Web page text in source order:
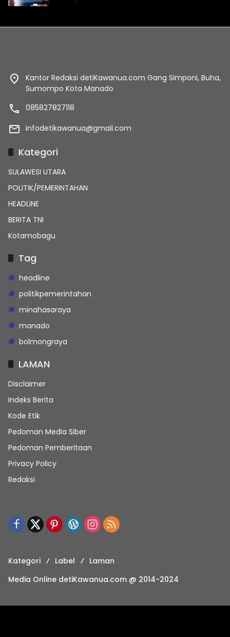
Kantor Redaksi detiKawanua.com Gang Simponi, Buha,
Sumompo Kota Manado
085827827118
infodetikawanua@gmail.com
Kategori
SULAWESI UTARA
POLITIK/PEMERINTAHAN
HEADLINE
BERITA TNI
Kotamobagu
Tag
headline
politikpemerintahan
minahasaraya
manado
bolmongraya
LAMAN
Disclaimer
Indeks Berita
Kode Etik
Pedoman Media Siber
Pedoman Pemberitaan
Privacy Policy
Redaksi
Kategori Label
Laman
Media Online detiKawanua.com @ 2014-2024